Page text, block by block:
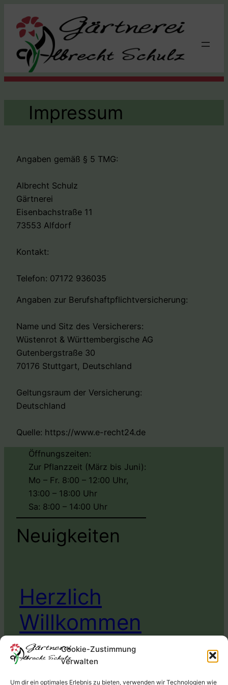
Cookie-Zustimmung
verwalten
Um dir ein optimales Erlebnis zu bieten, verwenden wir Technologien wie
Impressum
Angaben gemäß § 5 TMG:
Albrecht Schulz
Gärtnerei
Eisenbachstraße 11
73553 Alfdorf
Kontakt:
Telefon: 07172 936035
Angaben zur Berufshaftpflichtversicherung:
Name und Sitz des Versicherers:
Wüstenrot & Württembergische AG
Gutenbergstraße 30
70176 Stuttgart, Deutschland
Geltungsraum der Versicherung:
Deutschland
Quelle: https://www.e-recht24.de
Öffnungszeiten:
Zur Pflanzzeit (März bis Juni):
Mo – Fr. 8:00 – 12:00 Uhr,
13:00 – 18:00 Uhr
Sa: 8:00 – 14:00 Uhr
Neuigkeiten
Herzlich
Willkommen
Herzlich willkommen auf dem neuen Web